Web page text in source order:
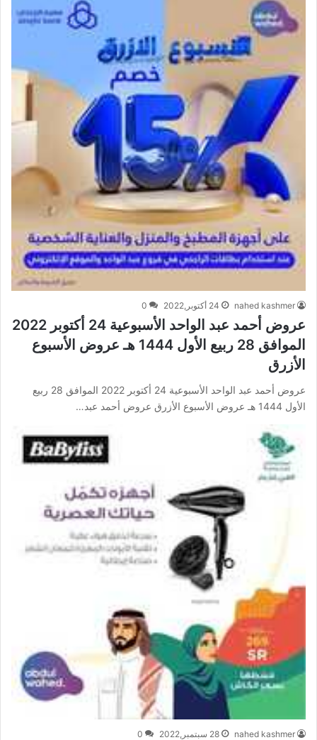
nahed kashmer 24 أكتوبر,2022 0
عروض أحمد عبد الواحد الأسبوعية 24 أكتوبر 2022
الموافق 28 ربيع الأول 1444 هـ عروض الأسبوع
الأزرق
عروض أحمد عبد الواحد الأسبوعية 24 أكتوبر 2022 الموافق 28 ربيع
الأول 1444 هـ عروض الأسبوع الأزرق عروض أحمد عبد…
nahed kashmer 28 سبتمبر,2022 0